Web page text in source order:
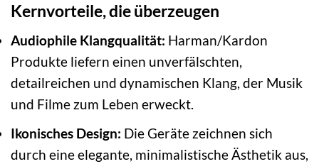
Kernvorteile, die überzeugen
Audiophile Klangqualität: Harman/Kardon
Produkte liefern einen unverfälschten,
detailreichen und dynamischen Klang, der Musik
und Filme zum Leben erweckt.
Ikonisches Design: Die Geräte zeichnen sich
durch eine elegante, minimalistische Ästhetik aus,